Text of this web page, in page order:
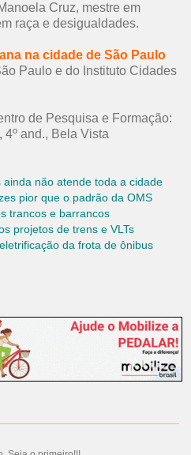
Cruz, mestre em
raça e desigualdades.
na cidade de São Paulo
Paulo e do Instituto Cidades
de Pesquisa e Formação:
4º and., Bela Vista
não atende toda a cidade
pior que o padrão da OMS
trancos e barrancos
projetos de trens e VLTs
da frota de ônibus